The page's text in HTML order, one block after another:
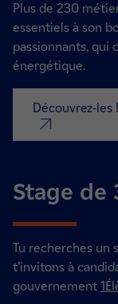
Plus de 230
essentiels à son
passionnants,
énergétique.
Découvrez-les !
nouvel onglet
Stage de
Tu recherches un
t’invitons à
gouvernement